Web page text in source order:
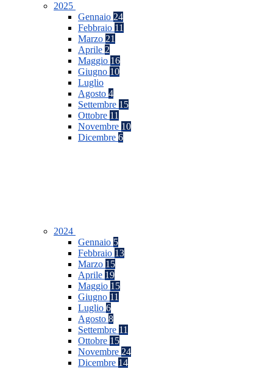
2025
Gennaio 24
Febbraio 11
Marzo 21
Aprile 2
Maggio 16
Giugno 10
Luglio
Agosto 4
Settembre 15
Ottobre 11
Novembre 10
Dicembre 6
2024
Gennaio 5
Febbraio 13
Marzo 15
Aprile 19
Maggio 15
Giugno 11
Luglio 6
Agosto 8
Settembre 11
Ottobre 15
Novembre 24
Dicembre 14